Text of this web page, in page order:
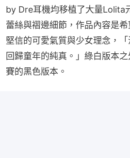
by Dre耳機均移植了大量Lolita
蕾絲與褶邊細節，作品內容是
堅信的可愛氣質與少女理念，「
回歸童年的純真。」綠白版本
賽的黑色版本。